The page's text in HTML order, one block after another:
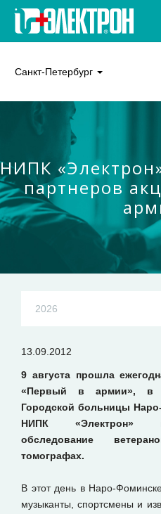
Санкт-Петербург
НИПК
партнеров
13.09.2012
9 августа прошла
«Первый в армии», в
Городской больницы
НИПК «Электрон»
обследование
томографах.
В этот день в Наро-
музыканты, спортсмены и